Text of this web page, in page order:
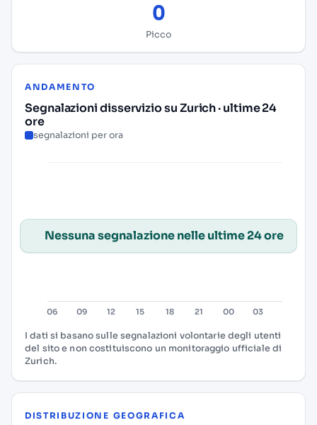
0
Picco
ANDAMENTO
Segnalazioni disservizio su Zurich · ultime 24
ore
segnalazioni per ora
Nessuna segnalazione nelle ultime 24 ore
I dati si basano sulle segnalazioni volontarie degli utenti
del sito e non costituiscono un monitoraggio ufficiale di
Zurich.
DISTRIBUZIONE GEOGRAFICA